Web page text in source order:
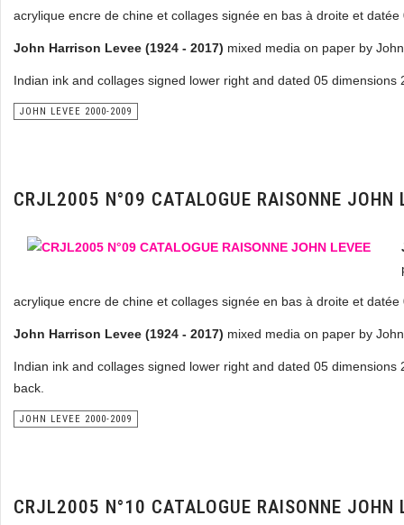
acrylique encre de chine et collages signée en bas à droite et
John Harrison Levee (1924 - 2017) mixed media on paper by
Indian ink and collages signed lower right and dated 05
JOHN LEVEE 2000-2009
CRJL2005 N°09 CATALOGUE RAISONNE JOHN
acrylique encre de chine et collages signée en bas à droite et
John Harrison Levee (1924 - 2017) mixed media on paper by
Indian ink and collages signed lower right and dated 05
back.
JOHN LEVEE 2000-2009
CRJL2005 N°10 CATALOGUE RAISONNE JOHN